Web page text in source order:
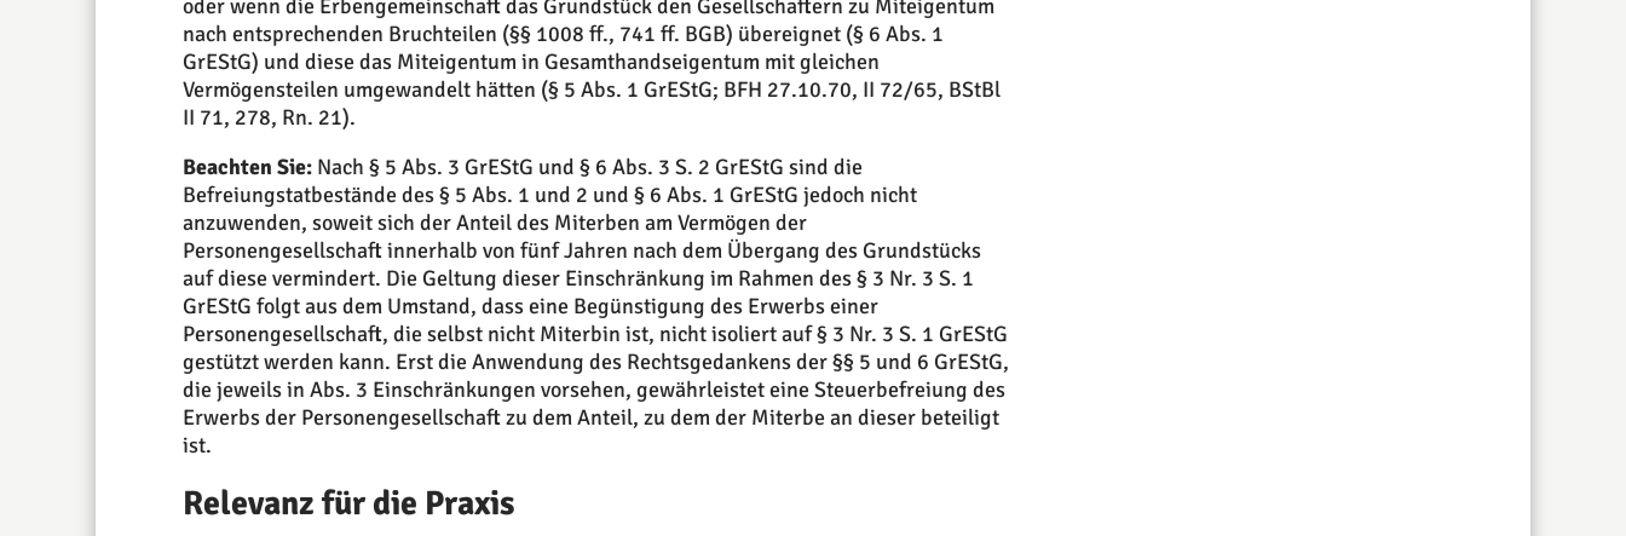
oder wenn die Erbengemeinschaft das Grundstück den Gesellschaftern zu Miteigentum
nach entsprechenden Bruchteilen (§§ 1008 ff., 741 ff. BGB) übereignet (§ 6 Abs. 1
GrEStG) und diese das Miteigentum in Gesamthandseigentum mit gleichen
Vermögensteilen umgewandelt hätten (§ 5 Abs. 1 GrEStG; BFH 27.10.70, II 72/65, BStBl
II 71, 278, Rn. 21).
Beachten Sie: Nach § 5 Abs. 3 GrEStG und § 6 Abs. 3 S. 2 GrEStG sind die
Befreiungstatbestände des § 5 Abs. 1 und 2 und § 6 Abs. 1 GrEStG jedoch nicht
anzuwenden, soweit sich der Anteil des Miterben am Vermögen der
Personengesellschaft innerhalb von fünf Jahren nach dem Übergang des Grundstücks
auf diese vermindert. Die Geltung dieser Einschränkung im Rahmen des § 3 Nr. 3 S. 1
GrEStG folgt aus dem Umstand, dass eine Begünstigung des Erwerbs einer
Personengesellschaft, die selbst nicht Miterbin ist, nicht isoliert auf § 3 Nr. 3 S. 1 GrEStG
gestützt werden kann. Erst die Anwendung des Rechtsgedankens der §§ 5 und 6 GrEStG,
die jeweils in Abs. 3 Einschränkungen vorsehen, gewährleistet eine Steuerbefreiung des
Erwerbs der Personengesellschaft zu dem Anteil, zu dem der Miterbe an dieser beteiligt
ist.
Relevanz für die Praxis